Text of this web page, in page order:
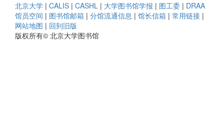
北京大学 | CALIS | CASHL | 大学图书馆学报 | 图工委 | DRAA
馆员空间 | 图书馆邮箱 | 分馆流通信息 | 馆长信箱 | 常用链接 |
网站地图 | 回到旧版
版权所有© 北京大学图书馆